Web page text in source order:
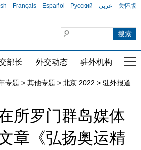
Français Español Русский عربي 关怀版
部长 外交动态 驻外机构 国
专题 > 其他专题 > 北京 2022 > 驻外报道
所罗门群岛媒体
章《弘扬奥运精